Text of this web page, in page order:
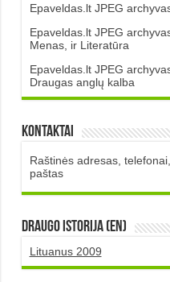
Epaveldas.lt JPEG
Epaveldas.lt JPEG
Menas, ir Literatūra
Epaveldas.lt JPEG
Draugas anglų kalba
Kontaktai
Raštinės adresas,
paštas
DRAUGO istorija (EN)
Lituanus 2009